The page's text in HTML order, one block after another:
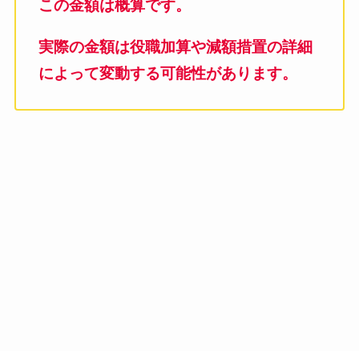
この金額は概算です。
実際の金額は役職加算や減額措置の詳細
によって変動する可能性があります。